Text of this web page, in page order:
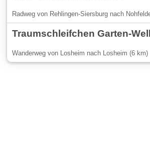
Radweg von Rehlingen-Siersburg nach
Traumschleifchen Garten-
Wanderweg von Losheim nach Losheim (6 km)